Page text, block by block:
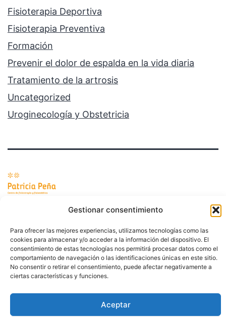
Gestionar consentimiento
Para ofrecer las mejores experiencias, utilizamos tecnologías como las
cookies para almacenar y/o acceder a la información del dispositivo. El
consentimiento de estas tecnologías nos permitirá procesar datos como el
comportamiento de navegación o las identificaciones únicas en este sitio.
No consentir o retirar el consentimiento, puede afectar negativamente a
ciertas características y funciones.
Aceptar
Fisioterapia Deportiva
Fisioterapia Preventiva
Formación
Prevenir el dolor de espalda en la vida diaria
Tratamiento de la artrosis
Uncategorized
Uroginecología y Obstetricia
Política de privacidad
Funciona gracias aWordPress.